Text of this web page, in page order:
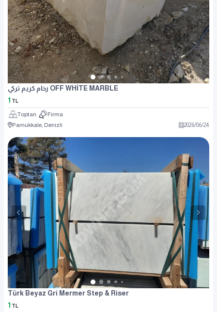
رخام كريم تركي OFF WHİTE MARBLE
1 TL
Toptan
Firma
Pamukkale, Denizli
2026/06/24
Türk Beyaz Gri Mermer Step & Riser
1 TL